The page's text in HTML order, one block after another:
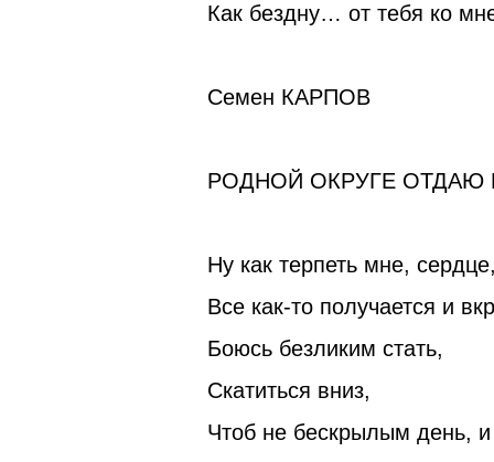
Как бездну… от тебя ко
Семен КАРПОВ
РОДНОЙ ОКРУГЕ ОТДАЮ
Ну как терпеть мне,
Все как-то получается и
Боюсь безликим стать,
Скатиться вниз,
Чтоб не бескрылым день,